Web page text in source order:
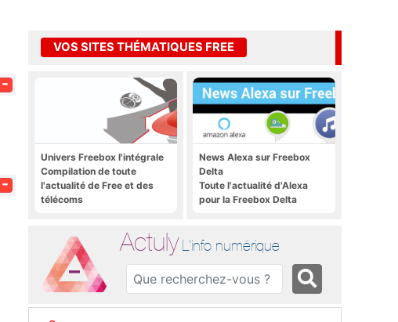
-
-
VOS SITES THÉMATIQUES FREE
Univers Freebox l'intégrale
Compilation de toute
l'actualité de Free et des
télécoms
News Alexa sur Freebox
Delta
Toute l'actualité d'Alexa
pour la Freebox Delta
Actuly L'info numérique